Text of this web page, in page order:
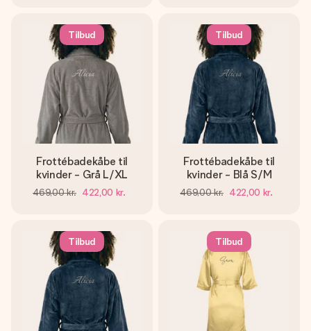
Tilbud
Frottébadekåbe til
kvinder - Grå L/XL
469,00 kr. 422,00 kr.
Tilbud
Frottébadekåbe til
kvinder - Blå S/M
469,00 kr. 422,00 kr.
Tilbud Tilbud